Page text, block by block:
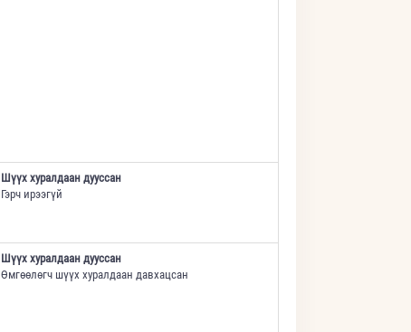
Шүүх хуралдаан дууссан
Гэрч ирээгүй
Шүүх хуралдаан дууссан
Өмгөөлөгч шүүх хуралдаан давхацсан